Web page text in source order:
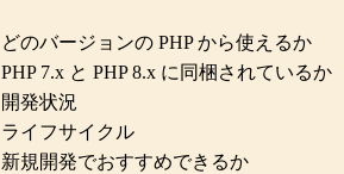
どのバージョンの PHP から使えるか
PHP 7.x と PHP 8.x に同梱されているか
開発状況
ライフサイクル
新規開発でおすすめできるか